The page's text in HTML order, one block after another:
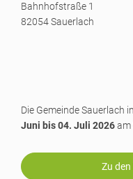
Bahnhofstraße 1
82054 Sauerlach
Die Gemeinde Sauerlach
Juni bis 04. Juli 2026am
Zu